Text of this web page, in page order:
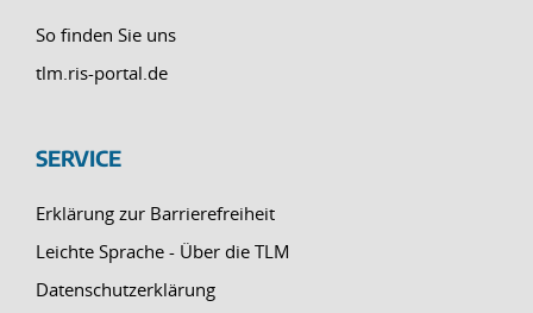
So finden Sie uns
tlm.ris-portal.de
SERVICE
Erklärung zur Barrierefreiheit
Leichte Sprache - Über die TLM
Datenschutzerklärung